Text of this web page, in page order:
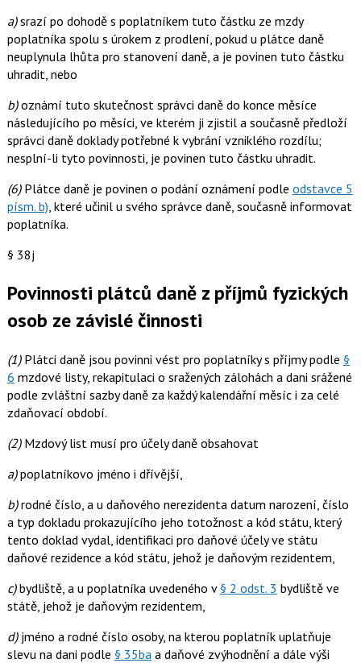
a)srazí po dohodě s poplatníkem tuto částku ze mzdy
poplatníka spolu s úrokem z prodlení, pokud u plátce daně
neuplynula lhůta pro stanovení daně, a je povinen tuto částku
uhradit, nebo
b)oznámí tuto skutečnost správci daně do konce měsíce
následujícího po měsíci, ve kterém ji zjistil a současně předloží
správci daně doklady potřebné k vybrání vzniklého rozdílu;
nesplní-li tyto povinnosti, je povinen tuto částku uhradit.
(6)Plátce daně je povinen o podání oznámení podle odstavce 5
písm. b) , které učinil u svého správce daně, současně informovat
poplatníka.
§ 38j
Povinnosti plátců daně z příjmů fyzických
osob ze závislé činnosti
(1)Plátci daně jsou povinni vést pro poplatníky s příjmy podle §
6 mzdové listy, rekapitulaci o sražených zálohách a dani srážené
podle zvláštní sazby daně za každý kalendářní měsíc i za celé
zdaňovací období.
(2)Mzdový list musí pro účely daně obsahovat
a)poplatníkovo jméno i dřívější,
b)rodné číslo, a u daňového nerezidenta datum narození, číslo
a typ dokladu prokazujícího jeho totožnost a kód státu, který
tento doklad vydal, identifikaci pro daňové účely ve státu
daňové rezidence a kód státu, jehož je daňovým rezidentem,
c)bydliště, a u poplatníka uvedeného v§ 2 odst. 3 bydliště ve
státě, jehož je daňovým rezidentem,
d)jméno a rodné číslo osoby, na kterou poplatník uplatňuje
slevu na dani podle § 35ba a daňové zvýhodnění a dále výši